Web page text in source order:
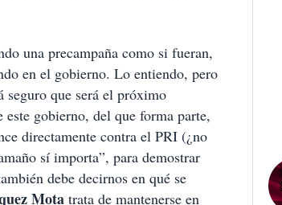
una precampaña como si fueran,
en el gobierno. Lo entiendo, pero
seguro que será el próximo
gobierno, del que forma parte,
directamente contra el PRI (¿no
sí importa”, para demostrar
debe decirnos en qué se
Mota trata de mantenerse en